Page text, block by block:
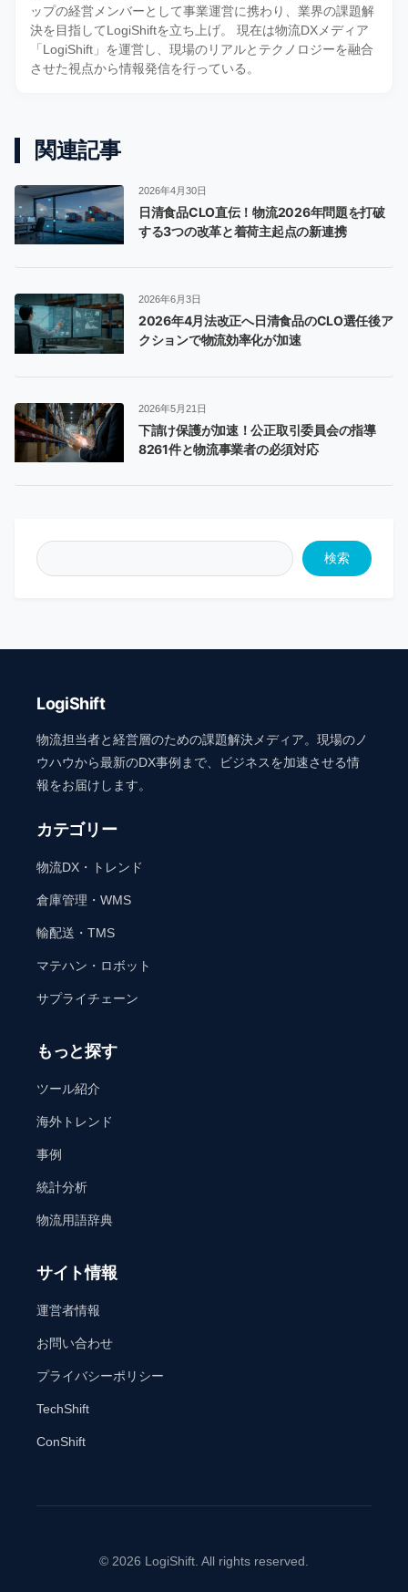
ップの経営メンバーとして事業運営に携わり、業界の課題解
決を目指してLogiShiftを立ち上げ。 現在は物流DXメディア
「LogiShift」を運営し、現場のリアルとテクノロジーを融合
させた視点から情報発信を行っている。
関連記事
2026年4月30日
日清食品CLO直伝！物流2026年問題を打破
する3つの改革と着荷主起点の新連携
2026年6月3日
2026年4月法改正へ日清食品のCLO選任後ア
クションで物流効率化が加速
2026年5月21日
下請け保護が加速！公正取引委員会の指導
8261件と物流事業者の必須対応
検索
LogiShift
物流担当者と経営層のための課題解決メディア。現場のノ
ウハウから最新のDX事例まで、ビジネスを加速させる情
報をお届けします。
カテゴリー
物流DX・トレンド
倉庫管理・WMS
輸配送・TMS
マテハン・ロボット
サプライチェーン
もっと探す
ツール紹介
海外トレンド
事例
統計分析
物流用語辞典
サイト情報
運営者情報
お問い合わせ
プライバシーポリシー
TechShift
ConShift
© 2026 LogiShift. All rights reserved.